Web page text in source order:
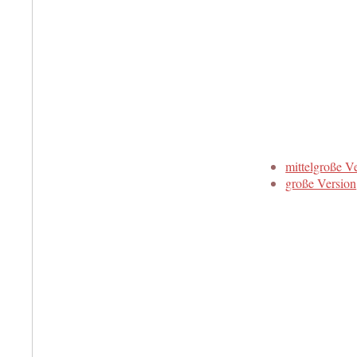
mittelgroße
große Version